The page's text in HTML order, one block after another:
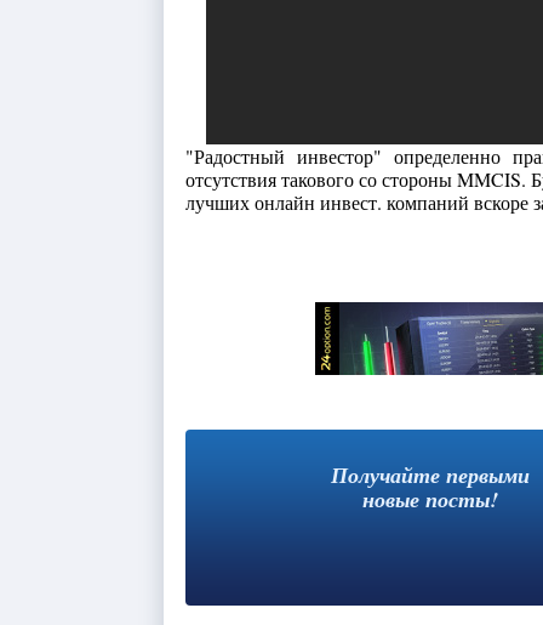
"Радостный инвестор" определенно
отсутствия такового со стороны MMCIS.
лучших онлайн инвест. компаний вскоре
Получайте первыми
новые посты!